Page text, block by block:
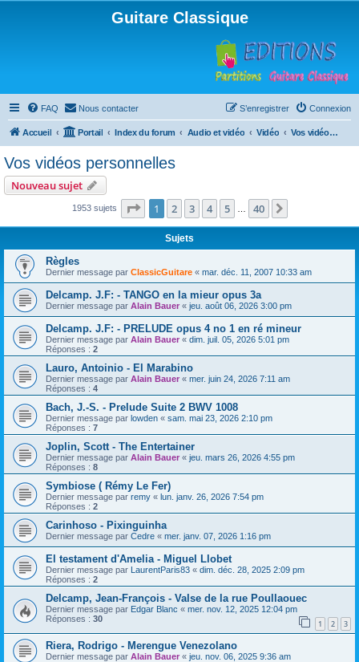
Guitare Classique
FAQ Nous contacter Connexion
S’enregistrer
Accueil Portail Index du forum Audio et vidéo Vidéo Vos vidéos personnelles
Vos vidéos personnelles
Nouveau sujet
1953 sujets Page 1sur40
1 2 3 4 5 40
Sujets
Règles
Dernier message par ClassicGuitare « mar. déc. 11, 2007 10:33 am
Delcamp. J.F: - TANGO en la mieur opus 3a
Dernier message par Alain Bauer « jeu. août 06, 2026 3:00 pm
Delcamp. J.F: - PRELUDE opus 4 no 1 en ré mineur
Dernier message par Alain Bauer « dim. juil. 05, 2026 5:01 pm
Réponses : 2
Lauro, Antoinio - El Marabino
Dernier message par Alain Bauer « mer. juin 24, 2026 7:11 am
Réponses : 4
Bach, J.-S. - Prelude Suite 2 BWV 1008
Dernier message par lowden « sam. mai 23, 2026 2:10 pm
Réponses : 7
Joplin, Scott - The Entertainer
Dernier message par Alain Bauer « jeu. mars 26, 2026 4:55 pm
Réponses : 8
Symbiose ( Rémy Le Fer)
Dernier message par remy « lun. janv. 26, 2026 7:54 pm
Réponses : 2
Carinhoso - Pixinguinha
Dernier message par Cedre « mer. janv. 07, 2026 1:16 pm
El testament d'Amelia - Miguel Llobet
Dernier message par LaurentParis83 « dim. déc. 28, 2025 2:09 pm
Réponses : 2
Delcamp, Jean-François - Valse de la rue Poullaouec
Dernier message par Edgar Blanc « mer. nov. 12, 2025 12:04 pm
Réponses : 30 1 2 3
Riera, Rodrigo - Merengue Venezolano
Dernier message par Alain Bauer « jeu. nov. 06, 2025 9:36 am